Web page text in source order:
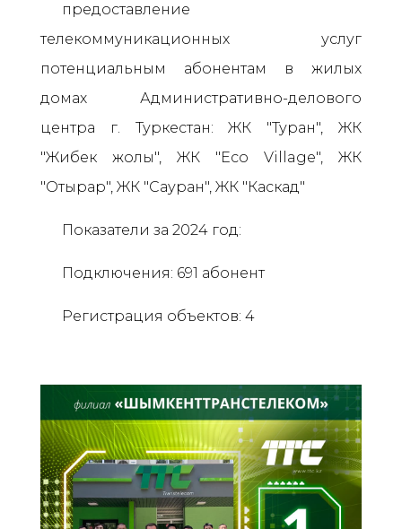
предоставление
телекоммуникационных услуг
потенциальным абонентам в жилых
домах Административно-делового
центра г. Туркестан: ЖК "Туран", ЖК
"Жибек жолы", ЖК "Eco Village", ЖК
"Отырар", ЖК "Сауран", ЖК "Каскад"
Показатели за 2024 год:
Подключения: 691 абонент
Регистрация объектов: 4